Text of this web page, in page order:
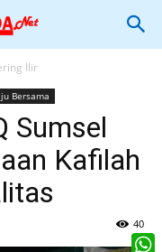
Ilir
Bersama
Sumsel
Kafilah
40